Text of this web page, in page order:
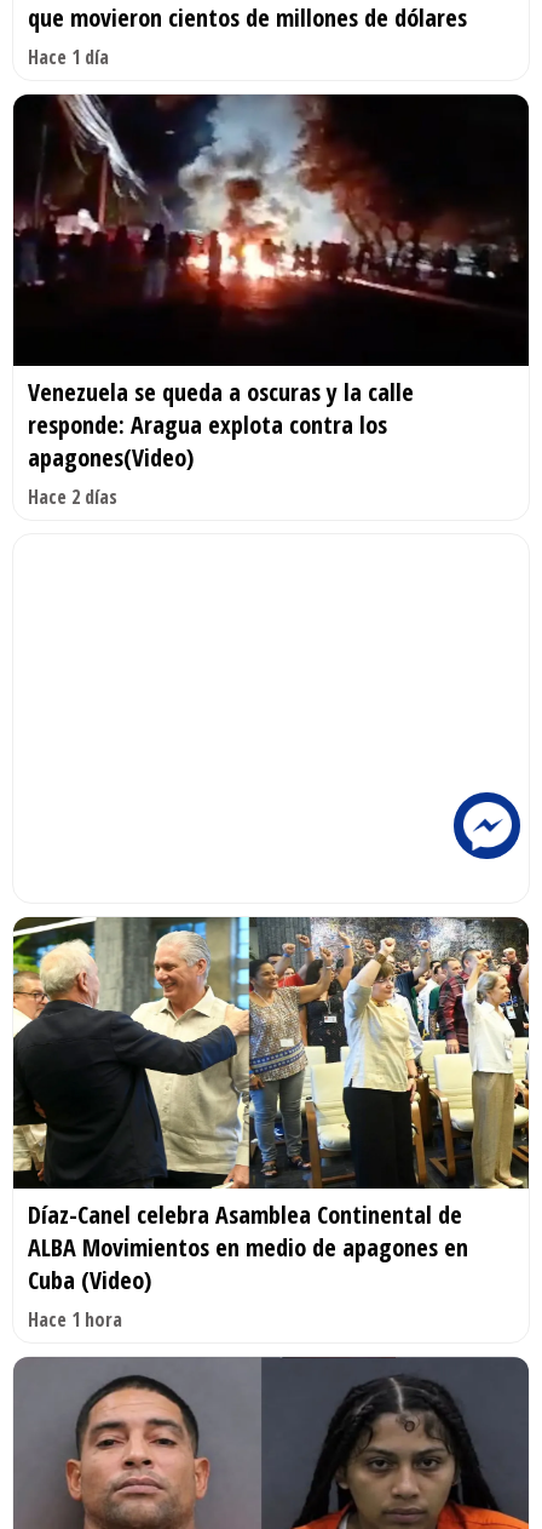
que movieron cientos de millones de dólares
Hace 1 día
Venezuela se queda a oscuras y la calle
responde: Aragua explota contra los
apagones(Video)
Hace 2 días
Díaz-Canel celebra Asamblea Continental de
ALBA Movimientos en medio de apagones en
Cuba (Video)
Hace 1 hora